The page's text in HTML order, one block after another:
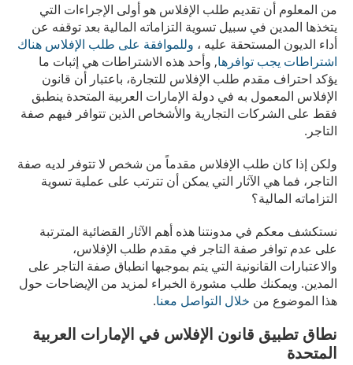
من المعلوم أن تقديم طلب الإفلاس هو أولى الإجراءات التي
يتخذها المدين في سبيل تسوية التزاماته المالية بعد توقفه عن
أداء الديون المستحقة عليه ، وللموافقة على طلب الإفلاس هناك
اشتراطات يجب توافرها, وأحد هذه الاشتراطات هي إثبات ما
يؤكد احتراف مقدم طلب الإفلاس للتجارة، باعتبار أن قانون
الإفلاس المعمول به في دولة الإمارات العربية المتحدة ينطبق
فقط على الشركات التجارية والأشخاص الذين تتوافر فيهم صفة
التاجر.
ولكن إذا كان طلب الإفلاس مقدماً من شخص لا تتوفر لديه صفة
التاجر، فما هي الآثار التي يمكن أن تترتب على عملية تسوية
التزاماته المالية؟
نستكشف معكم في مدونتنا هذه أهم الآثار القضائية المترتبة
على عدم توافر صفة التاجر في مقدم طلب الإفلاس،
والاعتبارات القانونية التي يتم بموجبها انطباق صفة التاجر على
المدين. ويمكنك طلب مشورة الخبراء لمزيد من الإيضاحات حول
هذا الموضوع من خلال التواصل معنا.
نطاق تطبيق قانون الإفلاس في الإمارات العربية
المتحدة